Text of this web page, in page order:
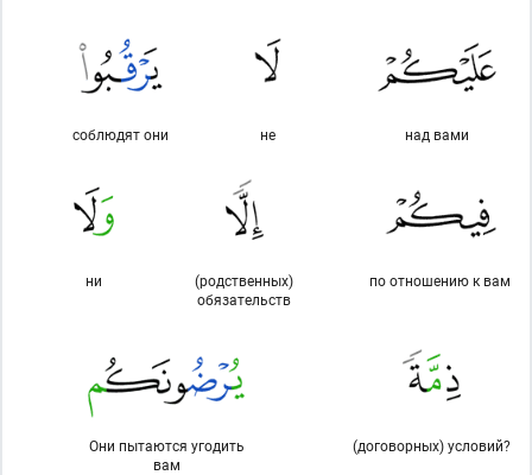
над вами
не
соблюдят они
по отношению к вам
(родственных)
обязательств
ни
(договорных) условий?
Они пытаются угодить
вам